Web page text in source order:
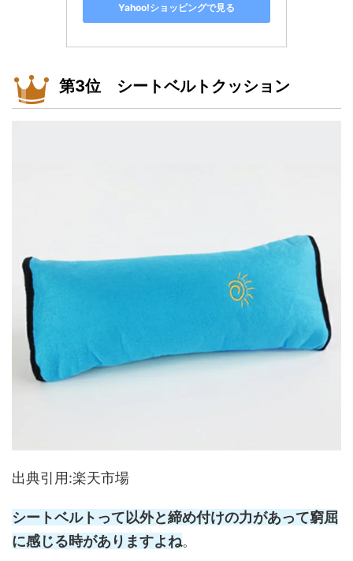
Yahoo!ショッピングで見る
第3位 シートベルトクッション
出典引用:楽天市場
シートベルトって以外と締め付けの力があって窮屈
に感じる時がありますよね。